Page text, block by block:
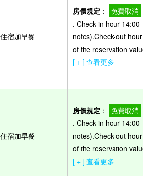
住宿加早餐
房價規定 ： 免費取消
. Check-in hour
notes).Check-out
of the reservation
[ + ] 查看更多
住宿加早餐
房價規定 ： 免費取消
. Check-in hour
notes).Check-out
of the reservation
[ + ] 查看更多